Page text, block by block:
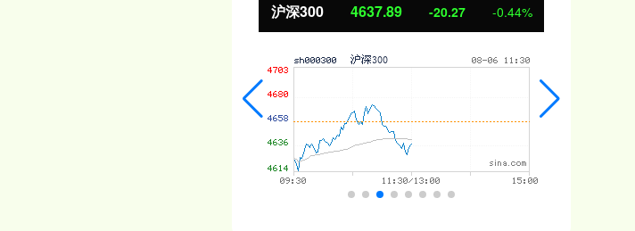
沪深300 4637.89 -20.27 -0.44%